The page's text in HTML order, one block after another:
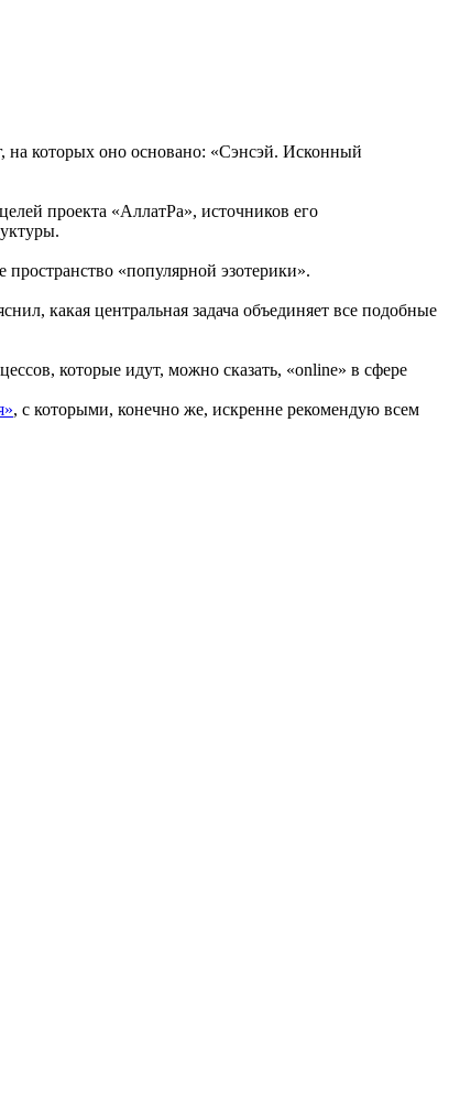
на которых оно основано: «Сэнсэй. Исконный
проекта «АллатРа», источников его
«популярной эзотерики».
какая центральная задача объединяет все подобные
которые идут, можно сказать, «online» в сфере
, с которыми, конечно же, искренне рекомендую всем